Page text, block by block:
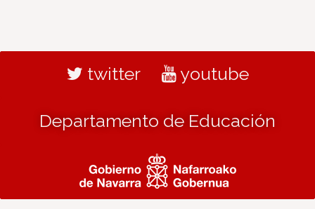
twitter youtube
Departamento de Educación